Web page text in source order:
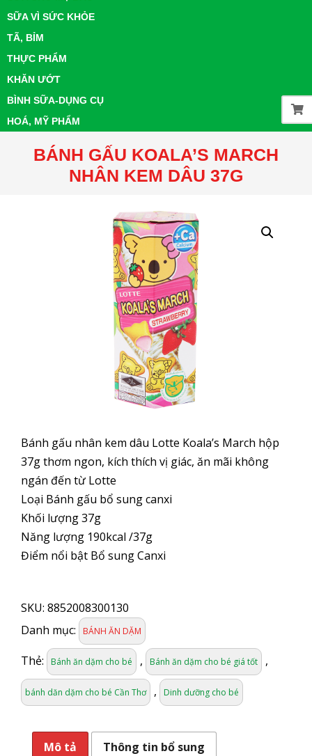
SỮA VÌ SỨC KHỎE
TÃ, BỈM
THỰC PHẨM
KHĂN ƯỚT
BÌNH SỮA-DỤNG CỤ
HOÁ, MỸ PHẨM
BÁNH GẤU KOALA’S MARCH
NHÂN KEM DÂU 37G
Bánh gấu nhân kem dâu Lotte Koala’s March hộp
37g thơm ngon, kích thích vị giác, ăn mãi không
ngán đến từ Lotte
Loại Bánh gấu bổ sung canxi
Khối lượng 37g
Năng lượng 190kcal /37g
Điểm nổi bật Bổ sung Canxi
KOALA'S
MARCH
NHÂN
KEM
DÂU
37G
số
SKU: 8852008300130
Danh mục:
BÁNH ĂN DẶM
Thẻ: Bánh ăn dặm cho bé , Bánh ăn dặm cho bé giá tốt ,
bánh dăn dặm cho bé Cần Thơ , Dinh dưỡng cho bé
Mô tả
Thông tin bổ sung